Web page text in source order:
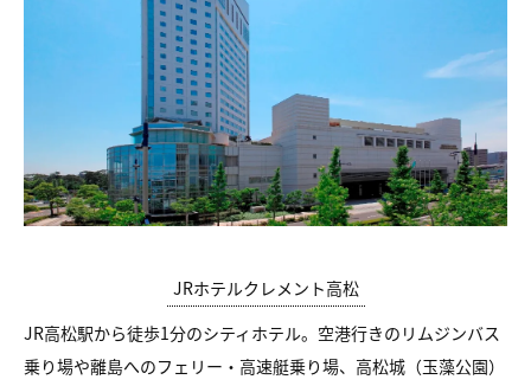
JRホテルクレメント高松
JR高松駅から徒歩1分のシティホテル。空港行きのリムジンバス
乗り場や離島へのフェリー・高速艇乗り場、高松城（玉藻公園）